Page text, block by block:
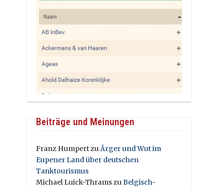
Beiträge und Meinungen
Franz HumpertzuÄrger und Wut im
Eupener Land über deutschen
Tanktourismus
Michael Luick-ThramszuBelgisch-